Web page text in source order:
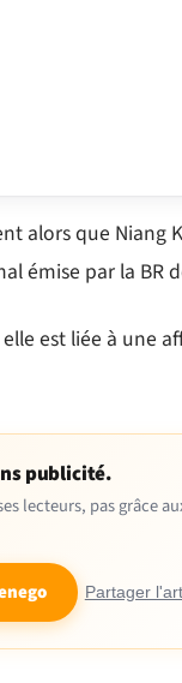
alors que Niang
émise par la BR
elle est liée à une
publicité.
lecteurs, pas grâce
Partager